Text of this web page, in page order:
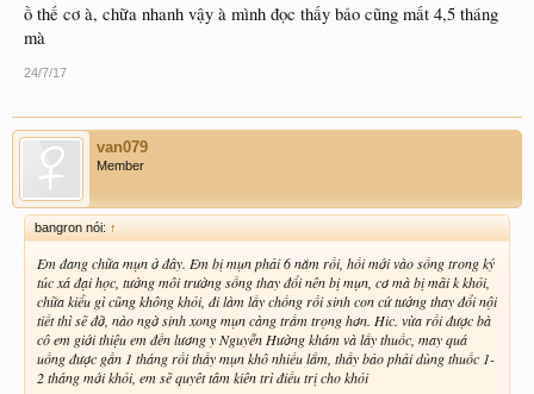
ồ thế cơ à, chữa nhanh vậy à mình đọc thấy bảo cũng mất 4,5 tháng
mà
24/7/17
van079
Member
bangron nói: ↑
Em đang chữa mụn ở đây. Em bị mụn phải 6 năm rồi, hồi mới vào sống trong ký
túc xá đại học, tưởng môi trường sống thay đổi nên bị mụn, cơ mà bị mãi k khỏi,
chữa kiểu gì cũng không khỏi, đi làm lấy chồng rồi sinh con cứ tưởng thay đổi nội
tiết thì sẽ đỡ, nào ngờ sinh xong mụn càng trầm trọng hơn. Hic. vừa rồi được bà
cô em giới thiệu em đến lương y Nguyễn Hường khám và lấy thuốc, may quá
uống được gần 1 tháng rồi thấy mụn khô nhiều lắm, thấy bảo phải dùng thuốc 1-
2 tháng mới khỏi, em sẽ quyêt tâm kiên trì điều trị cho khỏi